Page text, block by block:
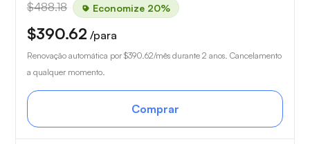
$488.18 Economize 20%
$390.62 /para
Renovação automática por $390.62/mês durante 2 anos. Cancelamento
a qualquer momento.
Comprar